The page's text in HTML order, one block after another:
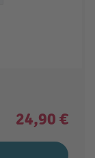
24,90 €